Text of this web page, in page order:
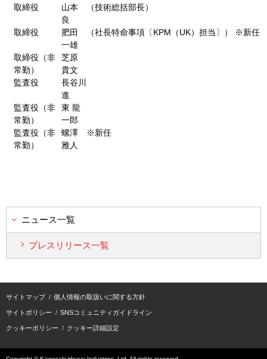
取締役
山本
良
（技術総括部長）
取締役
肥田
一雄
（社長特命事項〔KPM（UK）担当〕） ※新任
取締役（非
常勤）
芝原
貴文
監査役
長谷川
進
監査役（非
常勤）
東 龍
一郎
監査役（非
常勤）
螺澤
雅人
※新任
ニュース一覧
プレスリリース一覧
サイトマップ 個人情報の取扱いに関する方針
サイトポリシー SNSコミュニティガイドライン
クッキーポリシー クッキー詳細設定